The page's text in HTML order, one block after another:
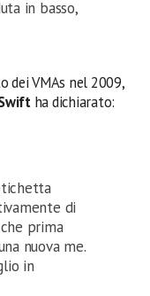
in basso,
dei VMAs nel 2009,
ha dichiarato:
di
prima
nuova me.
in